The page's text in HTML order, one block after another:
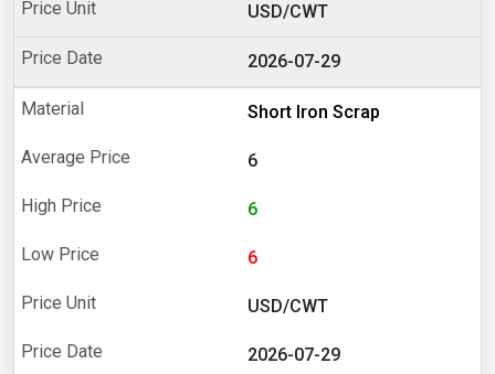
USD/CWT
2026-07-29
Short Iron Scrap
6
6
6
USD/CWT
2026-07-29